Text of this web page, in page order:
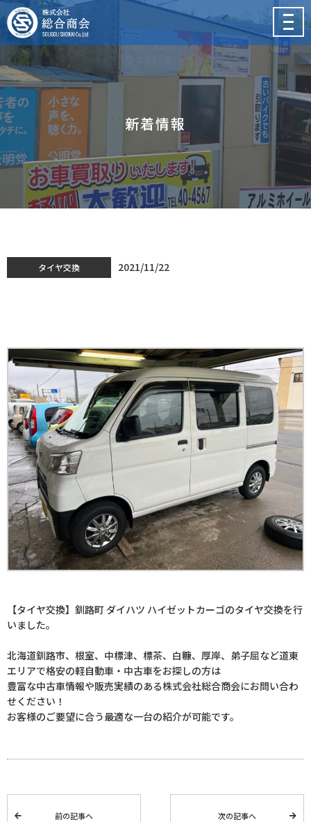
メ
ニ
ュ
ー
新着情報
タイヤ交換 2021/11/22
【タイヤ交換】釧路町 ダイハツ ハイゼットカーゴのタイヤ交換を行
いました。
北海道釧路市、根室、中標津、標茶、白糠、厚岸、弟子屈など道東
エリアで格安の軽自動車・中古車をお探しの方は
豊富な中古車情報や販売実績のある株式会社総合商会にお問い合わ
せください！
お客様のご要望に合う最適な一台の紹介が可能です。
前の記事へ 次の記事へ